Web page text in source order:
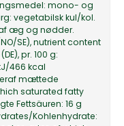
mono- og
vegetabilsk kul/kol.
æg og nødder.
SE), nutrient content
pr. 100 g:
466 kcal
mættede
saturated fatty
Fettsäuren: 16 g
Kohlenhydrate: